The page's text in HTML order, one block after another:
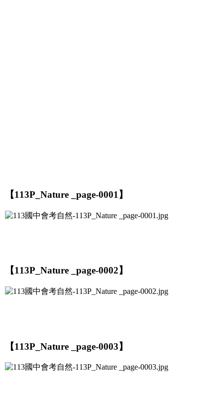
【113P_Nature _page-0001】
【113P_Nature _page-0002】
【113P_Nature _page-0003】